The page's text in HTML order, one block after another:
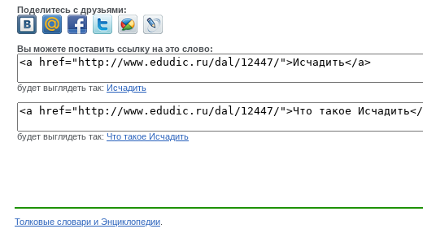
Поделитесь с друзьями:
Вы можете поставить ссылку на это слово:
будет выглядеть так: Исчадить
будет выглядеть так: Что такое Исчадить
Толковые словари и Энциклопедии